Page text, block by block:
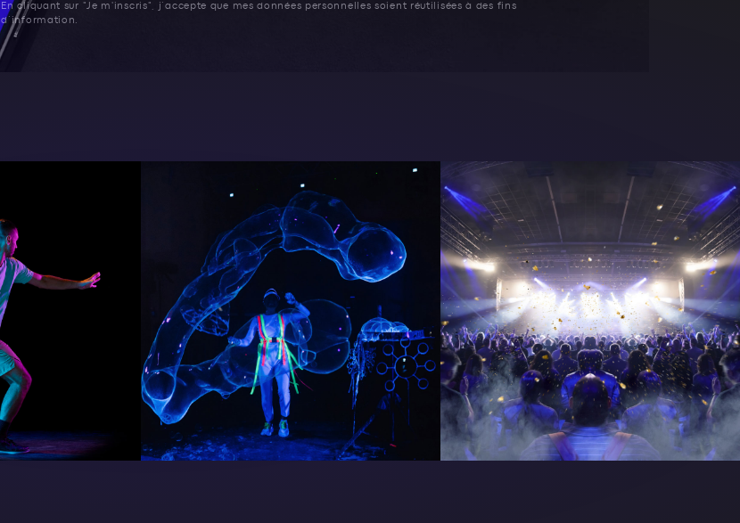
En cliquant sur "Je m'inscris", j’accepte que mes données personnelles soient réutilisées à des fins
d’information.